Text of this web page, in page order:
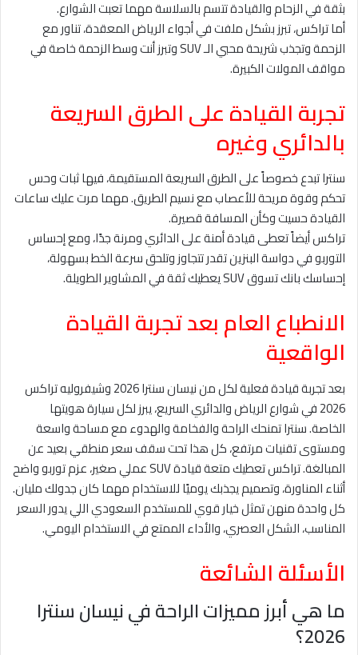
بثقة في الزحام والقيادة تتسم بالسلاسة مهما تعبت الشوارع.
أما تراكس، تبرز بشكل ملفت في أجواء الرياض المعقدة، تناور مع
الزحمة وتجذب شريحة محبي الـ SUV وتبرز أنت وسط الزحمة خاصة في
مواقف المولات الكبيرة.
تجربة القيادة على الطرق السريعة
بالدائري وغيره
سنترا تبدع خصوصاً على الطرق السريعة المستقيمة، فيها ثبات وحس
تحكم وقوة مريحة للأعصاب مع نسيم الطريق. مهما مرت عليك ساعات
القيادة حسيت وكأن المسافة قصيرة.
تراكس أيضاً تعطى قيادة أمنة على الدائري ومرنة جدًا، ومع إحساس
التوربو في دواسة البنزين تقدر تتجاوز وتلحق سرعة الخط بسهولة،
إحساسك بانك تسوق SUV يعطيك ثقة في المشاوير الطويلة.
الانطباع العام بعد تجربة القيادة
الواقعية
بعد تجربة قيادة فعلية لكل من نيسان سنترا 2026 وشيفروليه تراكس
2026 في شوارع الرياض والدائري السريع، يبرز لكل سيارة هويتها
الخاصة. سنترا تمنحك الراحة والفخامة والهدوء مع مساحة واسعة
ومستوى تقنيات مرتفع، كل هذا تحت سقف سعر منطقي بعيد عن
المبالغة. تراكس تعطيك متعة قيادة SUV عملي صغير، عزم توربو واضح
أثناء المناورة، وتصميم يجذبك يوميًا للاستخدام مهما كان جدولك مليان.
كل واحدة منهن تمثل خيار قوي للمستخدم السعودي اللي يدور السعر
المناسب، الشكل العصري، والأداء الممتع في الاستخدام اليومي.
الأسئلة الشائعة
ما هي أبرز مميزات الراحة في نيسان سنترا
2026؟